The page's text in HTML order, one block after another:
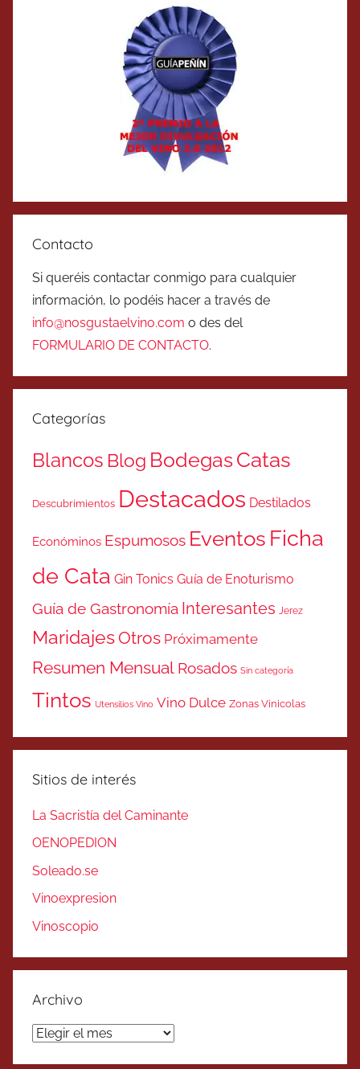
Contacto
Si queréis contactar conmigo para cualquier
información, lo podéis hacer a través de
info@nosgustaelvino.com o des del
FORMULARIO DE CONTACTO.
Categorías
Blancos Blog BodegasCatas
Descubrimientos Destacados Destilados
Económinos Espumosos Eventos Ficha
de Cata Gin Tonics Guía de Enoturismo
Guía de Gastronomía Interesantes Jerez
MaridajesOtros Próximamente
Resumen Mensual Rosados Sin categoría
Tintos Utensilios Vino Vino Dulce Zonas Vinicolas
Sitios de interés
La Sacristía del Caminante
OENOPEDION
Soleado.se
Vinoexpresion
Vinoscopio
Archivo
Archivo